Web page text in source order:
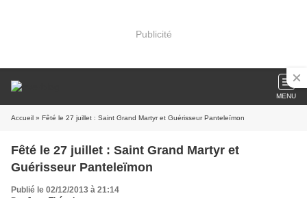
Publicité
MENU
Accueil » Fêté le 27 juillet : Saint Grand Martyr et Guérisseur Panteleïmon
Fêté le 27 juillet : Saint Grand Martyr et
Guérisseur Panteleïmon
Publié le 02/12/2013 à 21:14